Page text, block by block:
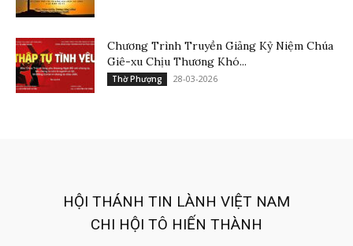
Chương Trình Truyền Giảng Kỷ Niệm Chúa
Giê-xu Chịu Thương Khó...
Thờ Phượng 28-03-2026
HỘI THÁNH TIN LÀNH VIỆT NAM
CHI HỘI TÔ HIẾN THÀNH